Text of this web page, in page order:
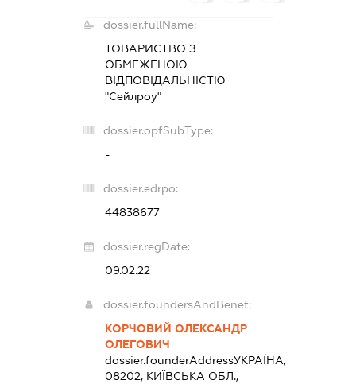
dossier.fullName:
ТОВАРИСТВО З
ОБМЕЖЕНОЮ
ВІДПОВІДАЛЬНІСТЮ
"Сейлроу"
dossier.opfSubType:
-
dossier.edrpo:
44838677
dossier.regDate:
09.02.22
dossier.foundersAndBenef:
КОРЧОВИЙ ОЛЕКСАНДР
ОЛЕГОВИЧ
dossier.founderAddressУКРАЇНА,
08202, КИЇВСЬКА ОБЛ.,